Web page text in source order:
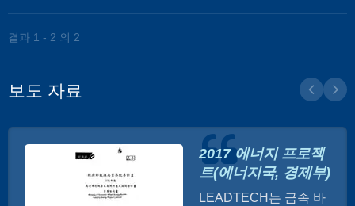
결과 1 - 2 의 2
보도 자료
2017 에너지 프로젝
트(에너지국, 경제부)
LEADTECH는 금속 바